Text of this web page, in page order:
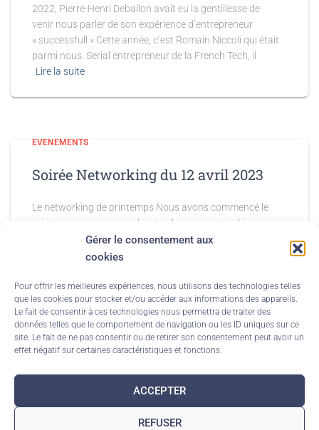
Gérer le consentement aux
cookies
Pour offrir les meilleures expériences, nous utilisons des technologies telles
que les cookies pour stocker et/ou accéder aux informations des appareils.
Le fait de consentir à ces technologies nous permettra de traiter des
données telles que le comportement de navigation ou les ID uniques sur ce
site. Le fait de ne pas consentir ou de retirer son consentement peut avoir un
effet négatif sur certaines caractéristiques et fonctions.
ACCEPTER
REFUSER
2022, Pierre-Henri Deballon avait eu la gentillesse de
venir nous parler de son expérience d’entrepreneur
« successfull » Cette année, c’est Romain Niccoli qui était
parmi nous. Serial entrepreneur de la French Tech, il
Lire la suite
EVENEMENTS
Soirée Networking du 12 avril 2023
Le networking de printemps Nous avons commencé le
printemps avec un peu de retard par un networking
chaleureux ; les échanges ont été nourris et nombreux.
Nous nous connaissons toujours davantage ; cela crée